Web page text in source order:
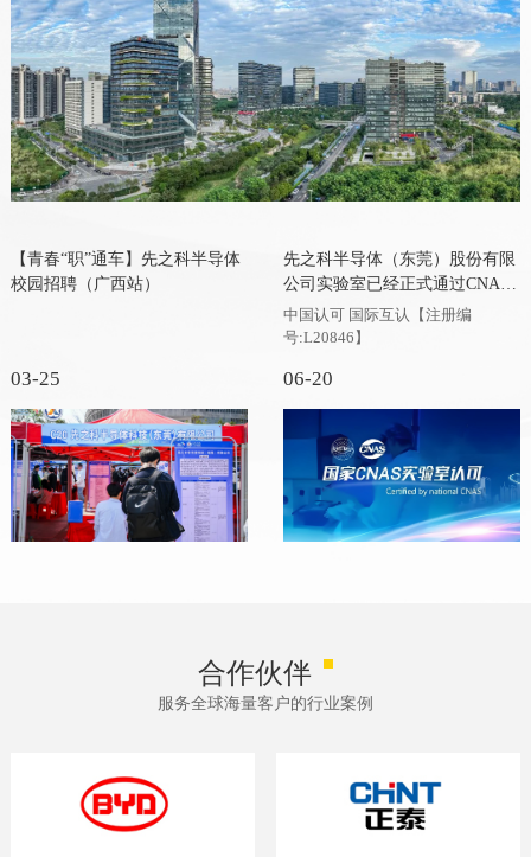
【青春“职”通车】先之科半导体
校园招聘（广西站）
03-25
先之科半导体（东莞）股份有限
公司实验室已经正式通过CNAS
注册认可
中国认可 国际互认【注册编
号:L20846】
06-20
合作伙伴
服务全球海量客户的行业案例